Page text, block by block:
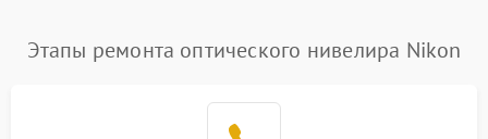
Этапы ремонта оптического нивелира Nikon